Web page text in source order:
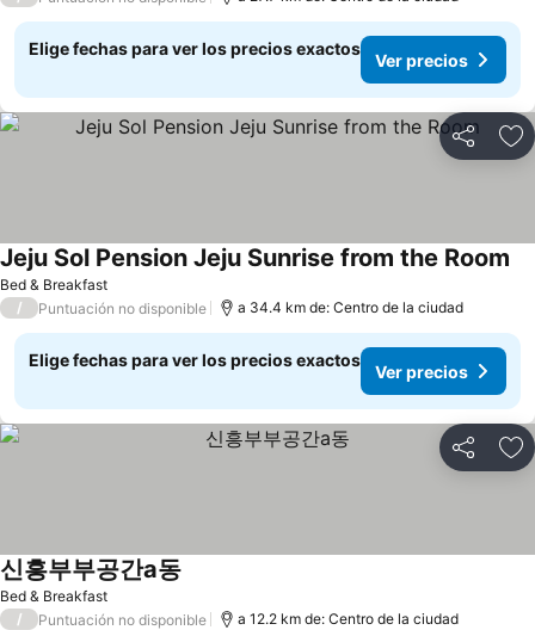
Elige fechas para ver los precios exactos
Ver precios
Compartir
Bed & Breakfast
Jeju Sol Pension Jeju Sunrise from the Room
/ Puntuación no disponible a 34.4 km de: Centro de la ciudad
Elige fechas para ver los precios exactos
Ver precios
Compartir
Bed & Breakfast
신흥부부공간a동
/ Puntuación no disponible a 12.2 km de: Centro de la ciudad